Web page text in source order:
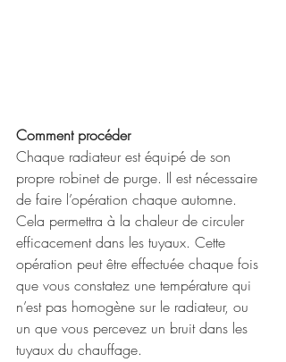
Comment procéder
Chaque radiateur est équipé de son
propre robinet de purge. Il est nécessaire
de faire l’opération chaque automne.
Cela permettra à la chaleur de circuler
efficacement dans les tuyaux. Cette
opération peut être effectuée chaque fois
que vous constatez une température qui
n’est pas homogène sur le radiateur, ou
un que vous percevez un bruit dans les
tuyaux du chauffage.